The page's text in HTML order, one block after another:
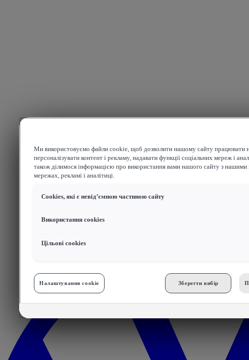
Ми використовуємо файли cookie, щоб дозволити нашому сайту працювати
персоналізувати контент і рекламу, надавати функції соціальних мереж і
також ділимося інформацією про використання вами нашого сайту з нашими
мережах, рекламі і аналітиці.
Сookies, які є невід’ємною частиною сайту
Використання cookies
Цільові сookies
Налаштування cookie Зберегти вибір